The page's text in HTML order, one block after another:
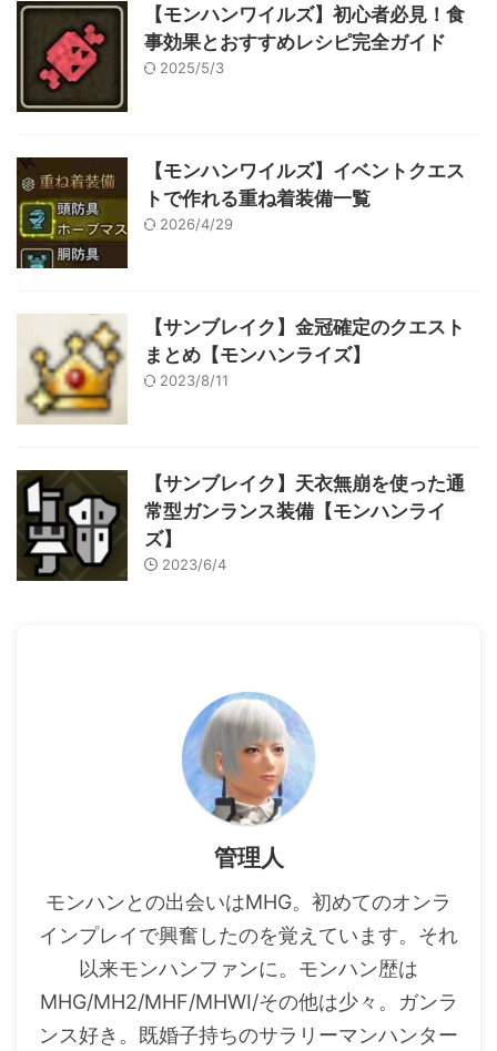
【モンハンワイルズ】初心者必見！食
事効果とおすすめレシピ完全ガイド
2025/5/3
【モンハンワイルズ】イベントクエス
トで作れる重ね着装備一覧
2026/4/29
【サンブレイク】金冠確定のクエスト
まとめ【モンハンライズ】
2023/8/11
【サンブレイク】天衣無崩を使った通
常型ガンランス装備【モンハンライ
ズ】
2023/6/4
管理人
モンハンとの出会いはMHG。初めてのオンラ
インプレイで興奮したのを覚えています。それ
以来モンハンファンに。モンハン歴は
MHG/MH2/MHF/MHWI/その他は少々。ガンラ
ンス好き。既婚子持ちのサラリーマンハンター